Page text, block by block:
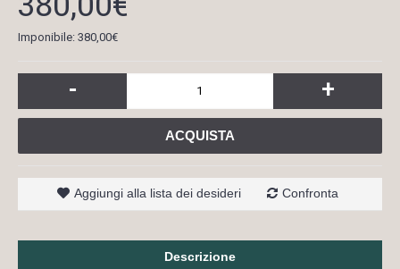
Imponibile: 380,00€
- +
ACQUISTA
Aggiungi alla lista dei desideri Confronta
Descrizione